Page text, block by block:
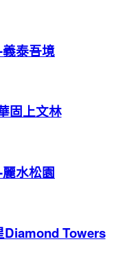
泰吾境
固上文林
水松園
Diamond Towers